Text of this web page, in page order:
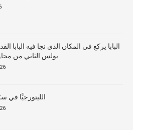
البابا يركع في المكان الذي نجا فيه البابا
بولس الثاني من
الليتورجيَّا في